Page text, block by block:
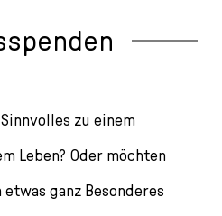
zu einem
Leben? Oder möchten
ganz Besonderes